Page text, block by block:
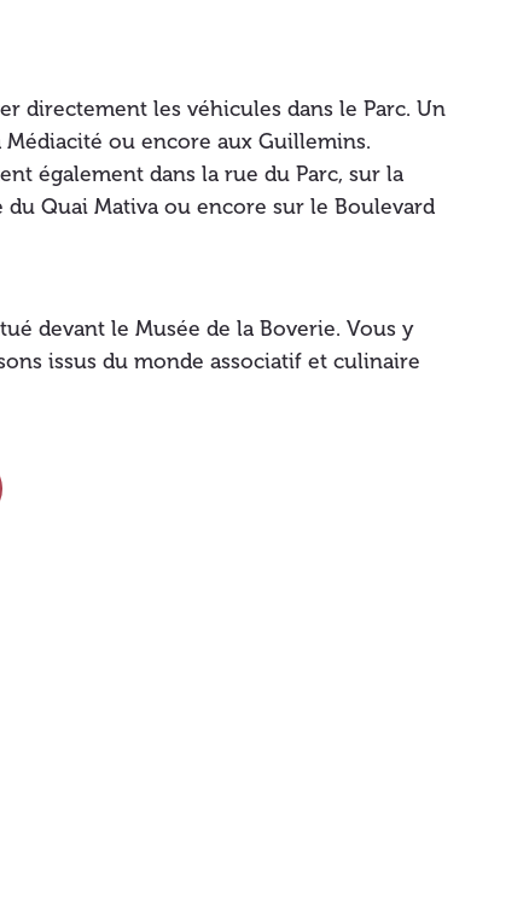
directement les véhicules dans le Parc. Un
ou encore aux Guillemins.
également dans la rue du Parc, sur la
du Quai Mativa ou encore sur le Boulevard
devant le Musée de la Boverie. Vous y
issus du monde associatif et culinaire